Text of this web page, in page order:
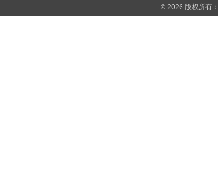
© 2026 版权所有